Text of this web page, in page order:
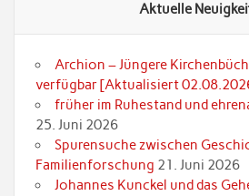
Aktuelle
Archion – Jüngere
verfügbar [Aktualisiert
früher im Ruhestand und
25. Juni 2026
Spurensuche zwischen
Familienforschung 21. Juni 2026
Johannes Kunckel und das